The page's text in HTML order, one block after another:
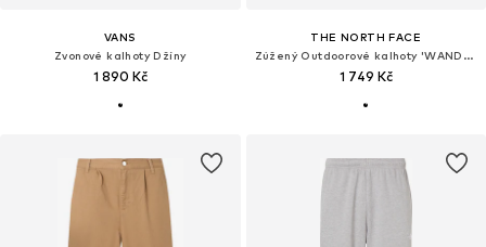
VANS
Zvonové kalhoty Džíny
1 890 Kč
THE NORTH FACE
Zúžený Outdoorové kalhoty 'WANDER 2.0'
1 749 Kč